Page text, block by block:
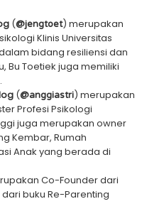
(@jengtoet) merupakan
Klinis Universitas
bidang resiliensi dan
Bu Toetiek juga memiliki
(@anggiastri) merupakan
Profesi Psikologi
juga merupakan owner
Kembar, Rumah
Anak yang berada di
Co-Founder dari
buku Re-Parenting